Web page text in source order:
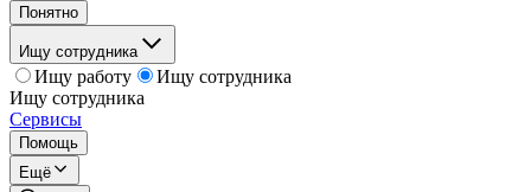
Понятно
Ищу сотрудника
Ищу работу
Ищу сотрудника
Ищу сотрудника
Сервисы
Помощь
Ещё